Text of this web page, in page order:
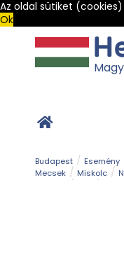
Az oldal sütiket
Ok
Budapest Esemény
Mecsek
Miskolc